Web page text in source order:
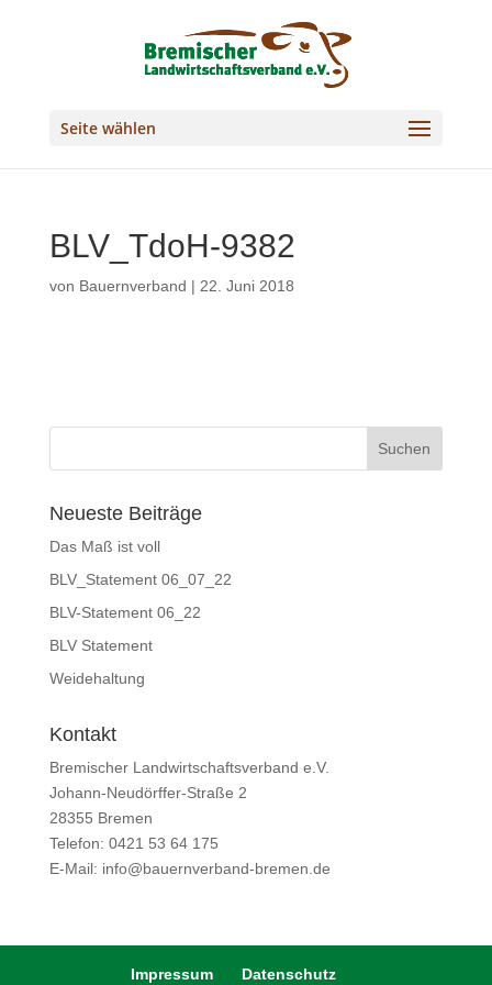
Seite wählen
BLV_TdoH-9382
von Bauernverband | 22. Juni 2018
Neueste Beiträge
Das Maß ist voll
BLV_Statement 06_07_22
BLV-Statement 06_22
BLV Statement
Weidehaltung
Kontakt
Bremischer Landwirtschaftsverband e.V.
Johann-Neudörffer-Straße 2
28355 Bremen
Telefon: 0421 53 64 175
E-Mail: info@bauernverband-bremen.de
Impressum Datenschutz